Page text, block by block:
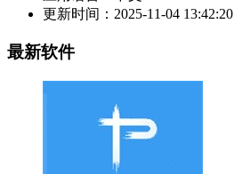
更新时间： 2025-11-04 13:42:20
最新软件